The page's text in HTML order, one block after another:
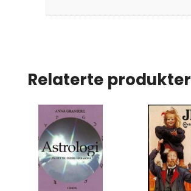
Relaterte produkter